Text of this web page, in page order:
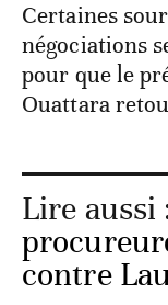
Certaines
négociations
pour que le
Ouattara
Lire aussi
contre